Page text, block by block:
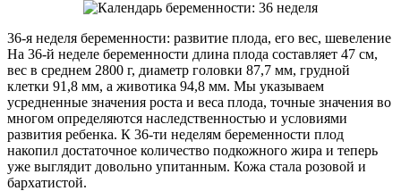
36-я неделя беременности: развитие плода, его вес, шевеление
На 36-й неделе беременности длина плода составляет 47 см,
вес в среднем 2800 г, диаметр головки 87,7 мм, грудной
клетки 91,8 мм, а животика 94,8 мм. Мы указываем
усредненные значения роста и веса плода, точные значения во
многом определяются наследственностью и условиями
развития ребенка. К 36-ти неделям беременности плод
накопил достаточное количество подкожного жира и теперь
уже выглядит довольно упитанным. Кожа стала розовой и
бархатистой.